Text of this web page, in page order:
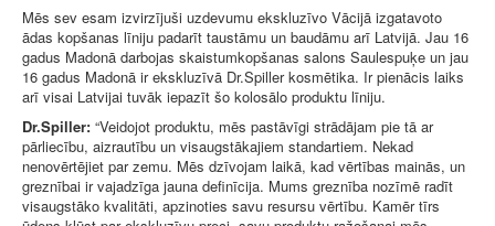
Mēs sev esam izvirzījuši uzdevumu ekskluzīvo Vācijā izgatavoto
ādas kopšanas līniju padarīt taustāmu un baudāmu arī Latvijā. Jau 16
gadus Madonā darbojas skaistumkopšanas salons Saulespuķe un jau
16 gadus Madonā ir ekskluzīvā Dr.Spiller kosmētika. Ir pienācis laiks
arī visai Latvijai tuvāk iepazīt šo kolosālo produktu līniju.
Dr.Spiller: “Veidojot produktu, mēs pastāvīgi strādājam pie tā ar
pārliecību, aizrautību un visaugstākajiem standartiem. Nekad
nenovērtējiet par zemu. Mēs dzīvojam laikā, kad vērtības mainās, un
greznībai ir vajadzīga jauna definīcija. Mums greznība nozīmē radīt
visaugstāko kvalitāti, apzinoties savu resursu vērtību. Kamēr tīrs